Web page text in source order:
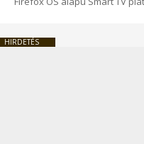
HIRDETÉS